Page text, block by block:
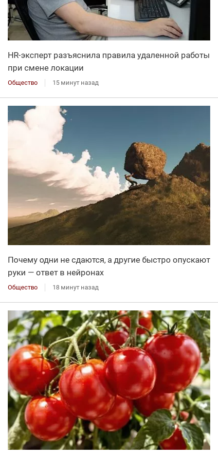
HR-эксперт разъяснила правила удаленной работы
при смене локации
Общество 15 минут назад
Почему одни не сдаются, а другие быстро опускают
руки — ответ в нейронах
Общество 18 минут назад